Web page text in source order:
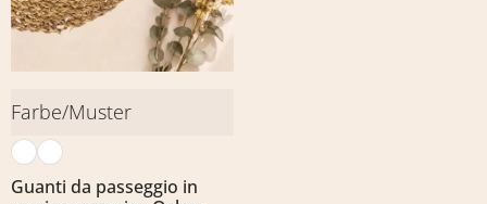
Farbe/Muster
Guanti da passeggio in